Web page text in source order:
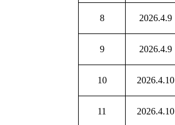
8 2026.4.9
9 2026.4.9
10 2026.4.10
11 2026.4.10